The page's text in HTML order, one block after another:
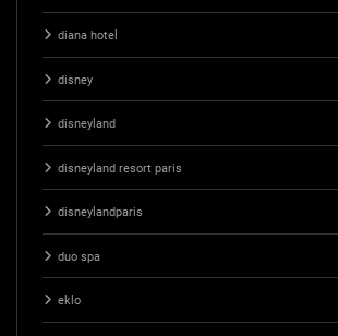
diana hotel
disney
disneyland
disneyland resort paris
disneylandparis
duo spa
eklo